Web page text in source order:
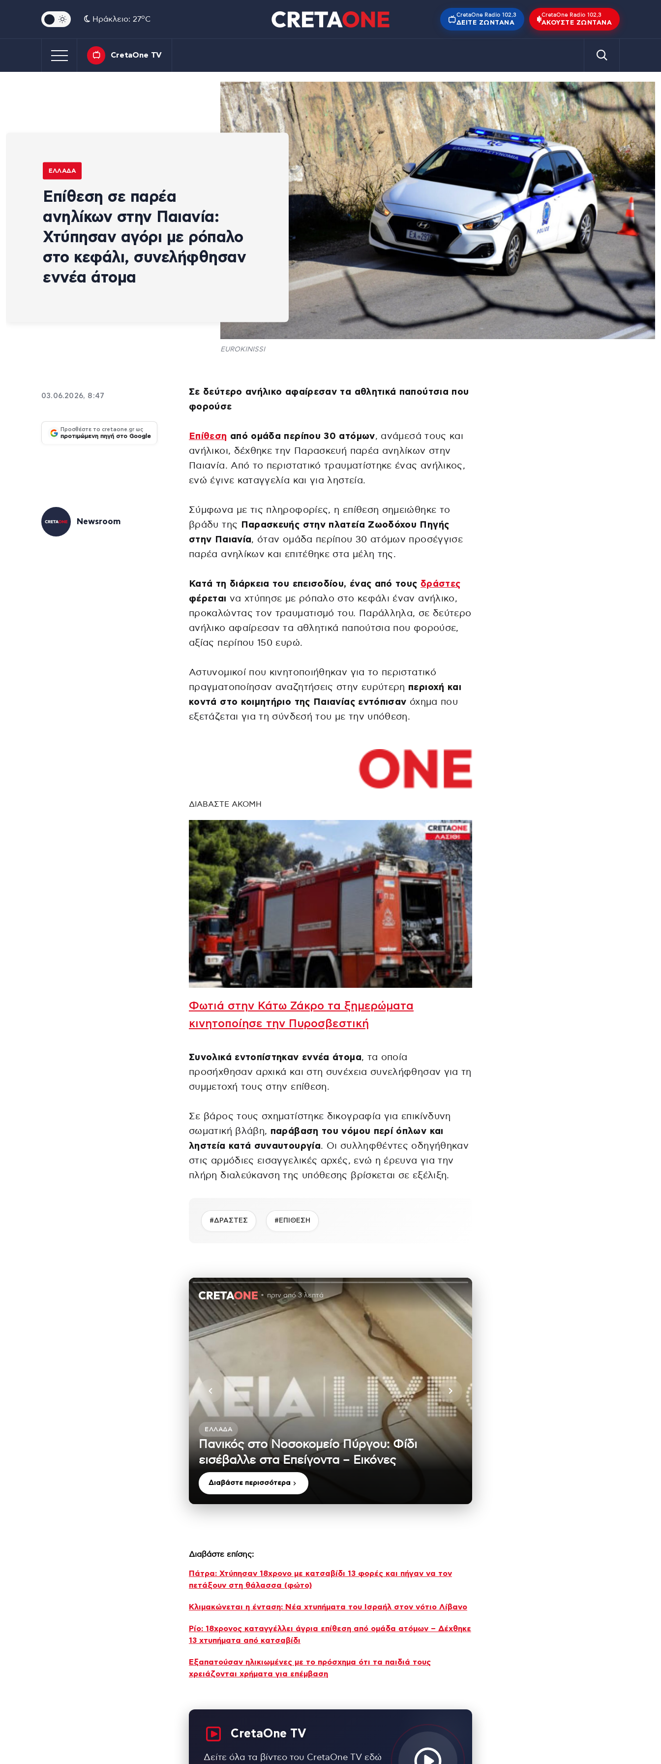
Ηράκλειο: 27oC
CretaOne Radio 102,3
ΔΕΊΤΕ ΖΩΝΤΑΝΆ
CretaOne Radio 102,3
ΑΚΟΎΣΤΕ ΖΩΝΤΑΝΆ
CretaOne TV
ΕΛΛΆΔΑ
Επίθεση σε παρέα
ανηλίκων στην Παιανία:
Χτύπησαν αγόρι με ρόπαλο
στο κεφάλι, συνελήφθησαν
εννέα άτομα
EUROKINISSI
03.06.2026, 8:47
Προσθέστε το cretaone.gr ως
προτιμώμενη πηγή στο Google
Newsroom
Σε δεύτερο ανήλικο αφαίρεσαν τα αθλητικά παπούτσια που
φορούσε
Επίθεση από ομάδα περίπου 30 ατόμων, ανάμεσά τους και
ανήλικοι, δέχθηκε την Παρασκευή παρέα ανηλίκων στην
Παιανία. Από το περιστατικό τραυματίστηκε ένας ανήλικος,
ενώ έγινε καταγγελία και για ληστεία.
Σύμφωνα με τις πληροφορίες, η επίθεση σημειώθηκε το
βράδυ της
Παρασκευής στην πλατεία Ζωοδόχου Πηγής
στην Παιανία, όταν ομάδα περίπου 30 ατόμων προσέγγισε
παρέα ανηλίκων και επιτέθηκε στα μέλη της.
Κατά τη διάρκεια του επεισοδίου, ένας από τους δράστες
φέρεται να χτύπησε με ρόπαλο στο κεφάλι έναν ανήλικο,
προκαλώντας τον τραυματισμό του. Παράλληλα, σε δεύτερο
ανήλικο αφαίρεσαν τα αθλητικά παπούτσια που φορούσε,
αξίας περίπου 150 ευρώ.
Αστυνομικοί που κινητοποιήθηκαν για το περιστατικό
πραγματοποίησαν αναζητήσεις στην ευρύτερη περιοχή και
κοντά στο κοιμητήριο της Παιανίας εντόπισαν όχημα που
εξετάζεται για τη σύνδεσή του με την υπόθεση.
ΔΙΑΒΑΣΤΕ ΑΚΟΜΗ
Φωτιά στην Κάτω Ζάκρο τα ξημερώματα
κινητοποίησε την Πυροσβεστική
Συνολικά εντοπίστηκαν εννέα άτομα, τα οποία
προσήχθησαν αρχικά και στη συνέχεια συνελήφθησαν για τη
συμμετοχή τους στην επίθεση.
Σε βάρος τους σχηματίστηκε δικογραφία για επικίνδυνη
σωματική βλάβη, παράβαση του νόμου περί όπλων και
ληστεία κατά συναυτουργία. Οι συλληφθέντες οδηγήθηκαν
στις αρμόδιες εισαγγελικές αρχές, ενώ η έρευνα για την
πλήρη διαλεύκανση της υπόθεσης βρίσκεται σε εξέλιξη.
#ΔΡΑΣΤΕΣ #ΕΠΙΘΕΣΗ
πριν από 3 λεπτά
ΕΛΛΆΔΑ
Πανικός στο Νοσοκομείο Πύργου: Φίδι
εισέβαλλε στα Επείγοντα – Εικόνες
Διαβάστε περισσότερα
Διαβάστε επίσης:
Πάτρα: Χτύπησαν 18χρονο με κατσαβίδι 13 φορές και πήγαν να τον
πετάξουν στη θάλασσα (φώτο)
Κλιμακώνεται η ένταση: Νέα χτυπήματα του Ισραήλ στον νότιο Λίβανο
Ρίο: 18χρονος καταγγέλλει άγρια επίθεση από ομάδα ατόμων – Δέχθηκε
13 χτυπήματα από κατσαβίδι
Εξαπατούσαν ηλικιωμένες με το πρόσχημα ότι τα παιδιά τους
χρειάζονται χρήματα για επέμβαση
CretaOne TV
Δείτε όλα τα βίντεο του CretaOne TV εδώ